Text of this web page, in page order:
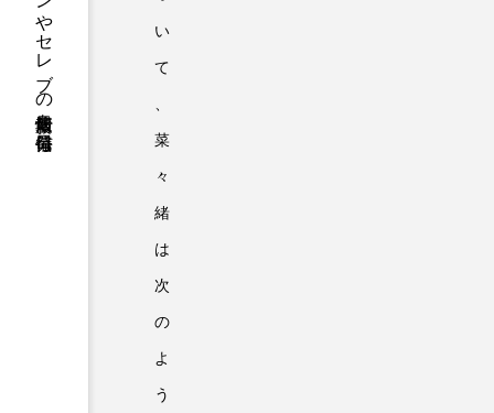
い
て
菜
々
緒
は
次
の
よ
う